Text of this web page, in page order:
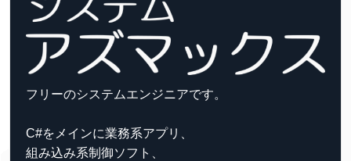
フリーのシステムエンジニアです。
C#をメインに業務系アプリ、
組み込み系制御ソフト、